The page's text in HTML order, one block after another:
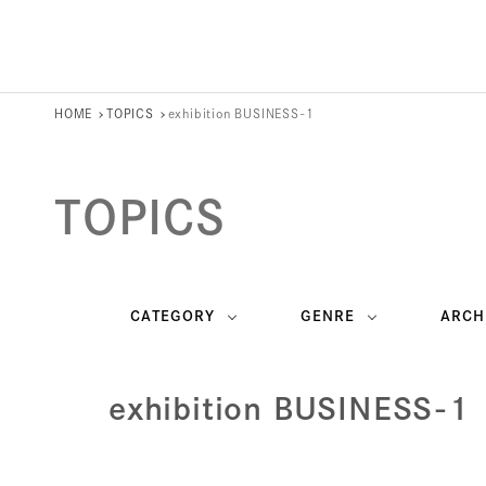
HOME TOPICS exhibition BUSINESS-1
TOPICS
CATEGORY GENRE
exhibition BUSINESS-1